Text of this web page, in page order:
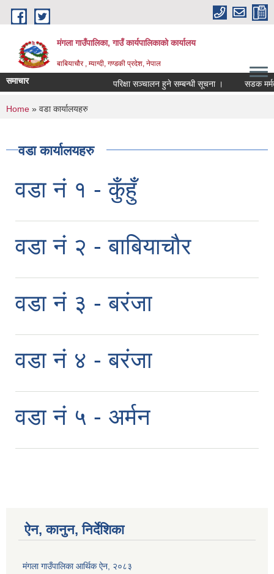
Skip to main content
मंगला गाउँपालिका, गाउँ कार्यपालिकाको कार्यालय
बाबियाचौर , म्याग्दी, गण्डकी प्रदेश, नेपाल
समाचार परिक्षा सञ्चालन हुने सम्बन्धी सूचना । सडक
You are here
Home » वडा कार्यालयहरु
वडा कार्यालयहरु
वडा नं १ - कुँहुँ
वडा नं २ - बाबियाचौर
वडा नं ३ - बरंजा
वडा नं ४ - बरंजा
वडा नं ५ - अर्मन
ऐन, कानुन, निर्देशिका
मंगला गाउँपालिका आर्थिक ऐन, २०८३